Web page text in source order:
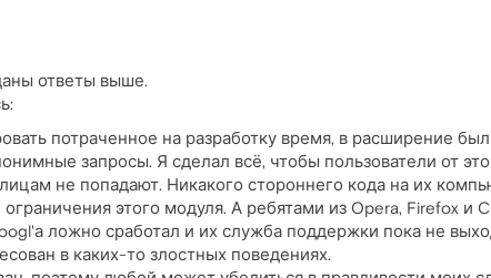
ответы выше.
потраченное на разработку время, в расширение
запросы. Я сделал всё, чтобы пользователи от
не попадают. Никакого стороннего кода на их
этого модуля. А ребятами из Opera, Firefox и
ложно сработал и их служба поддержки пока не
в каких-то злостных поведениях.